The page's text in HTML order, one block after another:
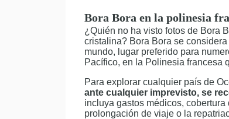
Bora Bora en la polinesia
¿Quién no ha visto fotos de Bora
cristalina? Bora Bora se
mundo, lugar preferido para
Pacífico, en la Polinesia francesa
Para explorar cualquier país de
ante cualquier imprevisto, se
incluya gastos médicos,
prolongación de viaje o la